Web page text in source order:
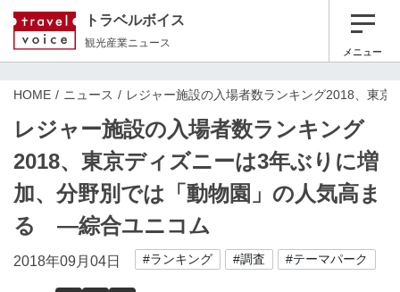
トラベルボイス
観光産業ニュース
メニュー
HOME ニュース レジャー施設の入場者数ランキング2018、東
レジャー施設の入場者数ランキング
2018、東京ディズニーは3年ぶりに増
加、分野別では「動物園」の人気高ま
る ―綜合ユニコム
2018年09月04日 #ランキング #調査 #テーマパーク